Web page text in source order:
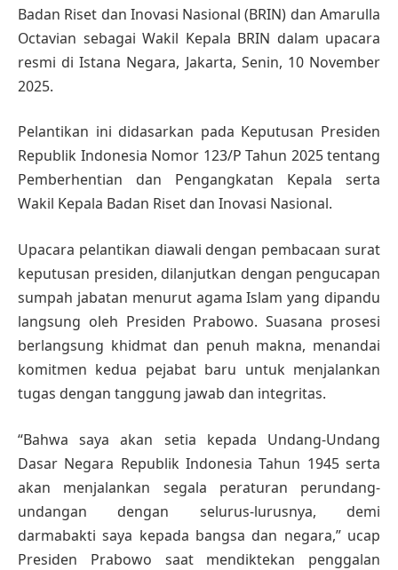
Badan Riset dan Inovasi Nasional (BRIN) dan Amarulla
Octavian sebagai Wakil Kepala BRIN dalam upacara
resmi di Istana Negara, Jakarta, Senin, 10 November
2025.
Pelantikan ini didasarkan pada Keputusan Presiden
Republik Indonesia Nomor 123/P Tahun 2025 tentang
Pemberhentian dan Pengangkatan Kepala serta
Wakil Kepala Badan Riset dan Inovasi Nasional.
Upacara pelantikan diawali dengan pembacaan surat
keputusan presiden, dilanjutkan dengan pengucapan
sumpah jabatan menurut agama Islam yang dipandu
langsung oleh Presiden Prabowo. Suasana prosesi
berlangsung khidmat dan penuh makna, menandai
komitmen kedua pejabat baru untuk menjalankan
tugas dengan tanggung jawab dan integritas.
“Bahwa saya akan setia kepada Undang-Undang
Dasar Negara Republik Indonesia Tahun 1945 serta
akan menjalankan segala peraturan perundang-
undangan dengan selurus-lurusnya, demi
darmabakti saya kepada bangsa dan negara,” ucap
Presiden Prabowo saat mendiktekan penggalan